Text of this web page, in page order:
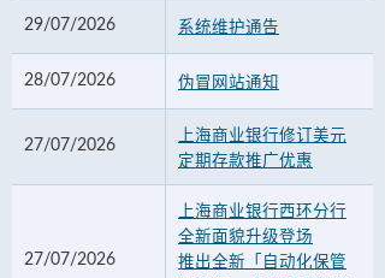
29/07/2026 系统维护通告
28/07/2026 伪冒网站通知
27/07/2026
上海商业银行修订美元
定期存款推广优惠
27/07/2026
上海商业银行西环分行
全新面貌升级登场
推出全新「自动化保管